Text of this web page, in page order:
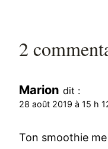
2
Marion dit :
28 août 2019 à 15 h
Ton smoothie